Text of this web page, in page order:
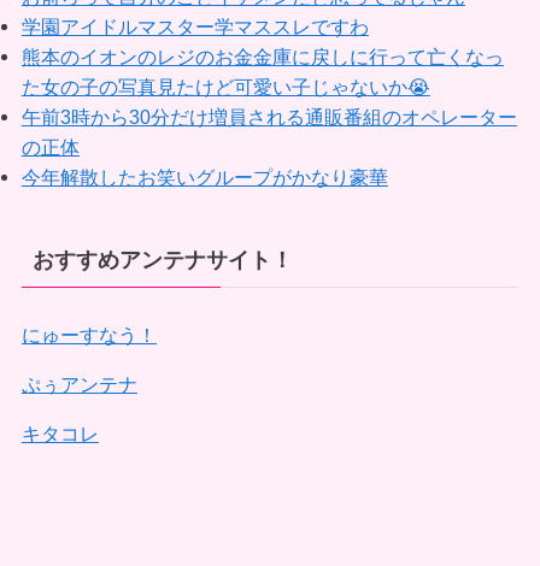
学園アイドルマスター学マススレですわ
熊本のイオンのレジのお金金庫に戻しに行って亡くなっ
た女の子の写真見たけど可愛い子じゃないか😭
午前3時から30分だけ増員される通販番組のオペレーター
の正体
今年解散したお笑いグループがかなり豪華
おすすめアンテナサイト！
にゅーすなう！
ぷぅアンテナ
キタコレ